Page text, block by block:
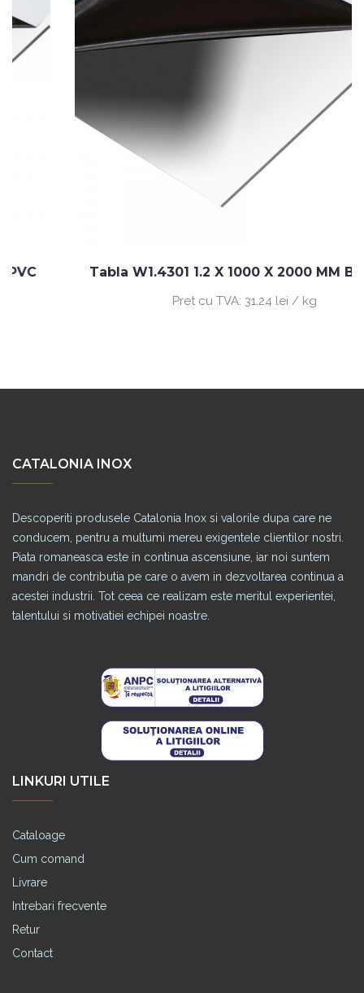
Tabla W1.4301 1.2 X 1000 X 2000 MM BA+PVC
Pret cu TVA: 31.24 lei / kg
CATALONIA INOX
Descoperiti produsele Catalonia Inox si valorile dupa care ne
conducem, pentru a multumi mereu exigentele clientilor nostri.
Piata romaneasca este in continua ascensiune, iar noi suntem
mandri de contributia pe care o avem in dezvoltarea continua a
acestei industrii. Tot ceea ce realizam este meritul experientei,
talentului si motivatiei echipei noastre.
LINKURI UTILE
Cataloage
Cum comand
Livrare
Intrebari frecvente
Retur
Contact